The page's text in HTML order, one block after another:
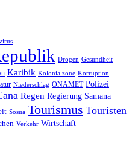
Drogen Gesundheit
Karibik Kolonialzone Korruption
Niederschlag ONAMET Polizei
Regen Regierung Samana
Sosua Tourismus Touristen
Verkehr Wirtschaft